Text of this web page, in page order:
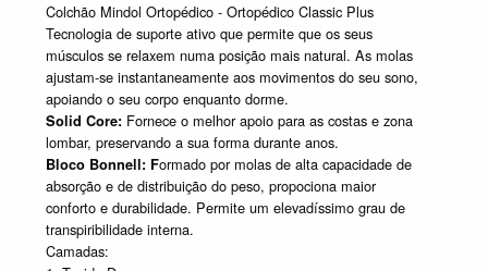
Colchão Mindol Ortopédico - Ortopédico Classic Plus
Tecnologia de suporte ativo que permite que os seus
músculos se relaxem numa posição mais natural. As molas
ajustam-se instantaneamente aos movimentos do seu sono,
apoiando o seu corpo enquanto dorme.
Solid Core: Fornece o melhor apoio para as costas e zona
lombar, preservando a sua forma durante anos.
Bloco Bonnell: Formado por molas de alta capacidade de
absorção e de distribuição do peso, propociona maior
conforto e durabilidade. Permite um elevadíssimo grau de
transpiribilidade interna.
Camadas: